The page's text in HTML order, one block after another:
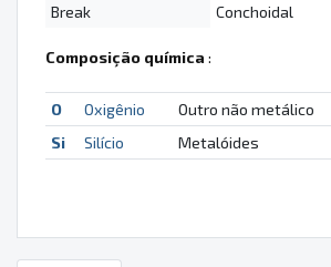
Break
Conchoidal
Composição química :
O Oxigênio Outro não metálico
Si
Silício Metalóides